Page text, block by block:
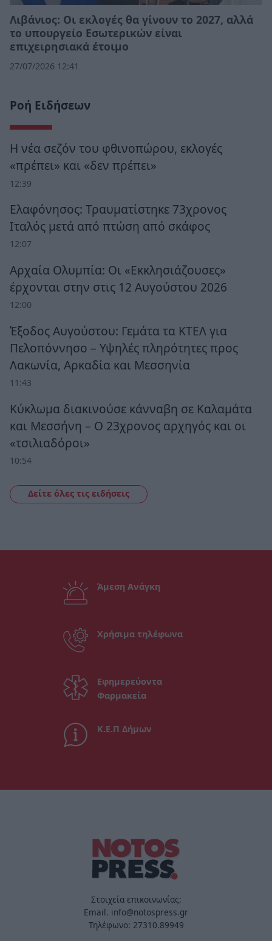
Λιβάνιος: Οι εκλογές θα γίνουν το 2027, αλλά
το υπουργείο Εσωτερικών είναι
επιχειρησιακά έτοιμο
27/07/2026 12:41
Ροή Ειδήσεων
Η νέα σεζόν του φθινοπώρου, εκλογές
«πρέπει» και «δεν πρέπει»
12:39
Ελαφόνησος: Τραυματίστηκε 73χρονος
Ιταλός μετά από πτώση από σκάφος
12:07
Αρχαία Ολυμπία: Οι «Εκκλησιάζουσες»
έρχονται στην στις 12 Αυγούστου 2026
12:00
Έξοδος Αυγούστου: Γεμάτα τα ΚΤΕΛ για
Πελοπόννησο – Υψηλές πληρότητες προς
Λακωνία, Αρκαδία και Μεσσηνία
11:43
Κύκλωμα διακινούσε κάνναβη σε Καλαμάτα
και Μεσσήνη – Ο 23χρονος αρχηγός και οι
«τσιλιαδόροι»
10:54
Δείτε όλες τις ειδήσεις
Άμεση Ανάγκη
Χρήσιμα τηλέφωνα
Εφημερεύοντα
Φαρμακεία
Κ.Ε.Π Δήμων
Στοιχεία επικοινωνίας:
Email. info@notospress.gr
Τηλέφωνο: 27310.89949